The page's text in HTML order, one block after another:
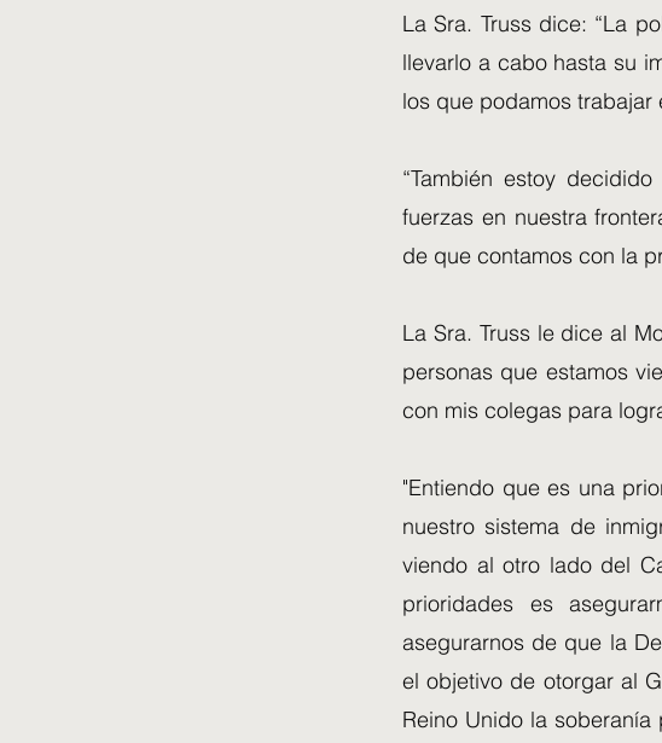
La Sra. Truss dice: “La
llevarlo a cabo hasta su
los que podamos trabajar
“También estoy
fuerzas en nuestra
de que contamos con la
La Sra. Truss le dice al
personas que estamos
con mis colegas para
"Entiendo que es una
nuestro sistema de
viendo al otro lado del
prioridades es
asegurarnos de que la
el objetivo de otorgar al
Reino Unido la